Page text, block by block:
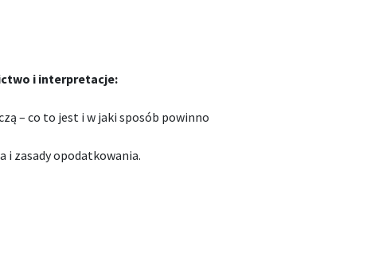
i interpretacje:
– co to jest i w jaki sposób powinno
i zasady opodatkowania.